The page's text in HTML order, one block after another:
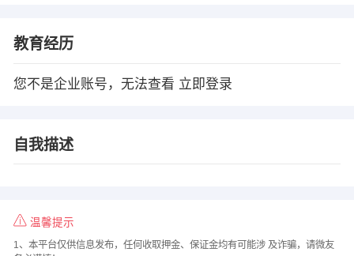
教育经历
您不是企业账号，无法查看 立即登录
自我描述
温馨提示
1、本平台仅供信息发布，任何收取押金、保证金均有可能涉 及诈骗，请微友